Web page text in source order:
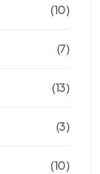
(10)
(7)
(13)
(3)
(10)